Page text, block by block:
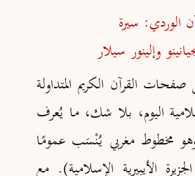
الوردي: سيرة
وإلينور سيلار
القرآن الكريم المتداولة
اليوم، بلا شك، ما يُعرف
مخطوط مغربي يُـنْسَب عمومًا
الأيبيرية الإسلامية). مع